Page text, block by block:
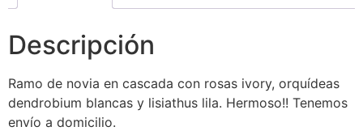
Descripción
Ramo de novia en cascada con rosas ivory, orquídeas
dendrobium blancas y lisiathus lila. Hermoso!! Tenemos
envío a domicilio.